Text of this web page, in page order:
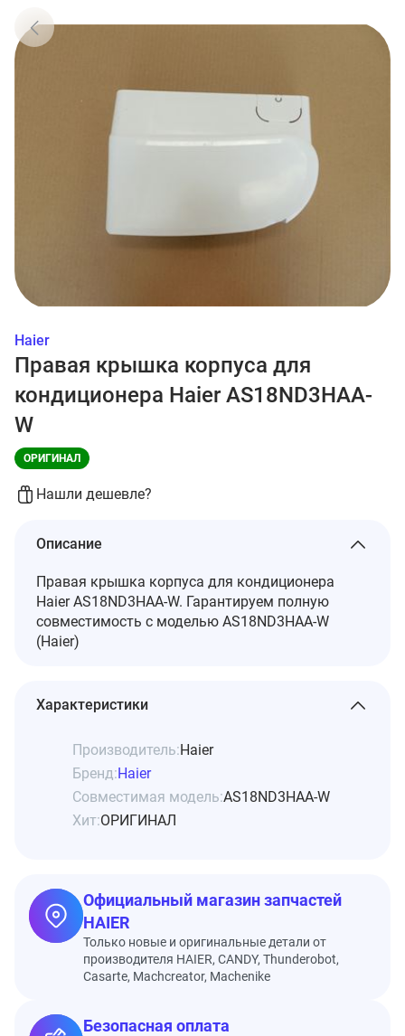
Haier
Правая крышка корпуса для
кондиционера Haier AS18ND3HAA-
W
ОРИГИНАЛ
Нашли дешевле?
Описание
Правая крышка корпуса для кондиционера
Haier AS18ND3HAA-W. Гарантируем полную
совместимость с моделью AS18ND3HAA-W
(Haier)
Характеристики
Производитель:Haier
Бренд:Haier
Совместимая модель:AS18ND3HAA-W
Хит:ОРИГИНАЛ
Официальный магазин запчастей
HAIER
Только новые и оригинальные детали от
производителя HAIER, CANDY, Thunderobot,
Casarte, Machcreator, Machenike
Безопасная оплата